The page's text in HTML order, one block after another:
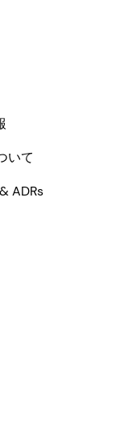
いて
ADRs